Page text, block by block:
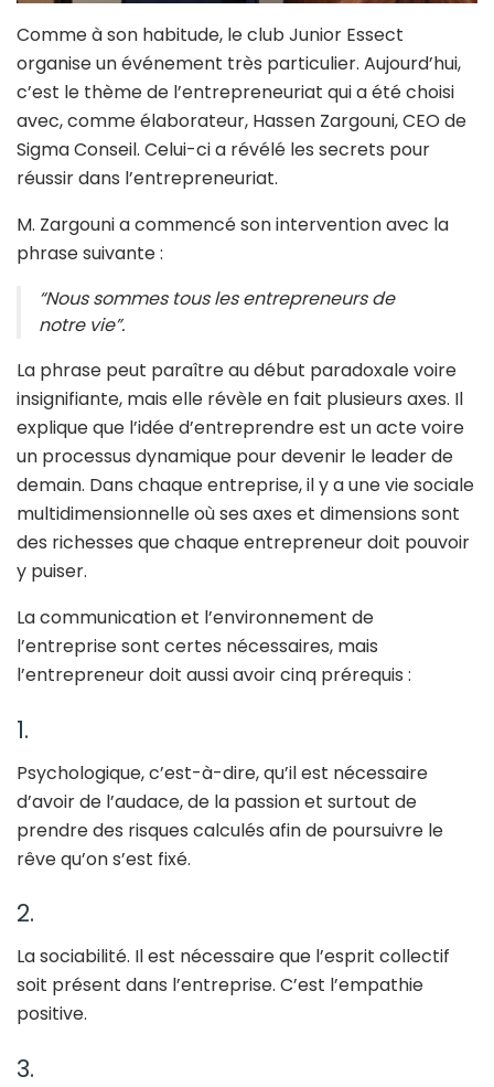
Comme à son habitude, le club Junior Essect
organise un événement très particulier. Aujourd’hui,
c’est le thème de l’entrepreneuriat qui a été choisi
avec, comme élaborateur, Hassen Zargouni, CEO de
Sigma Conseil. Celui-ci a révélé les secrets pour
réussir dans l’entrepreneuriat.
M. Zargouni a commencé son intervention avec la
phrase suivante :
“Nous sommes tous les entrepreneurs de
notre vie”.
La phrase peut paraître au début paradoxale voire
insignifiante, mais elle révèle en fait plusieurs axes. Il
explique que l’idée d’entreprendre est un acte voire
un processus dynamique pour devenir le leader de
demain. Dans chaque entreprise, il y a une vie sociale
multidimensionnelle où ses axes et dimensions sont
des richesses que chaque entrepreneur doit pouvoir
y puiser.
La communication et l’environnement de
l’entreprise sont certes nécessaires, mais
l’entrepreneur doit aussi avoir cinq prérequis :
1.
Psychologique, c’est-à-dire, qu’il est nécessaire
d’avoir de l’audace, de la passion et surtout de
prendre des risques calculés afin de poursuivre le
rêve qu’on s’est fixé.
2.
La sociabilité. Il est nécessaire que l’esprit collectif
soit présent dans l’entreprise. C’est l’empathie
positive.
3.